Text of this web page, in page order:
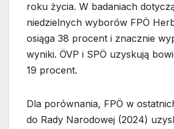
roku życia. W badaniach
niedzielnych wyborów FPÖ
osiąga 38 procent i znacznie
wyniki. ÖVP i SPÖ uzyskują
19 procent.
Dla porównania, FPÖ w
do Rady Narodowej (2024)